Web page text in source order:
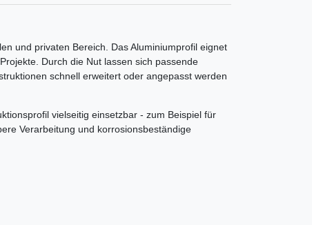
und privaten Bereich. Das Aluminiumprofil eignet
Durch die Nut lassen sich passende
schnell erweitert oder angepasst werden
vielseitig einsetzbar - zum Beispiel für
Verarbeitung und korrosionsbeständige